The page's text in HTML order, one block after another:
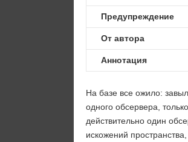
Предупреждение
От автора
Аннотация
На базе все ожило:
одного обсервера,
действительно один
искожений